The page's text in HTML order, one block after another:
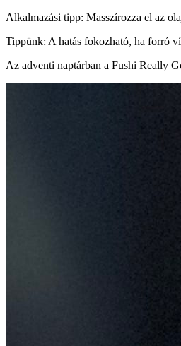
Alkalmazási tipp: Masszírozza el az
Tippünk: A hatás fokozható, ha forró
Az adventi naptárban a Fushi Really